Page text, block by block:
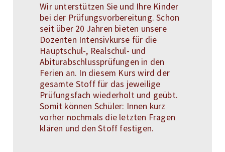
Wir unterstützen Sie und Ihre Kinder
bei der Prüfungsvorbereitung. Schon
seit über 20 Jahren bieten unsere
Dozenten Intensivkurse für die
Hauptschul-, Realschul- und
Abiturabschlussprüfungen in den
Ferien an. In diesem Kurs wird der
gesamte Stoff für das jeweilige
Prüfungsfach wiederholt und geübt.
Somit können Schüler: Innen kurz
vorher nochmals die letzten Fragen
klären und den Stoff festigen.